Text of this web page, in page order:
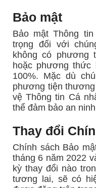
Bảo mật
Bảo mật Thông
trọng đối với
không có phương
hoặc phương
100%. Mặc dù
phương tiện
vệ Thông tin Cá
thể đảm bảo an
Thay đổi
Chính sách Bảo
tháng 6 năm 2022
kỳ thay đổi nào
tương lai, sẽ có